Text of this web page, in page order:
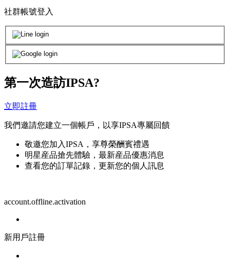
社群帳號登入
第一次造訪IPSA?
立即註冊
我們邀請您建立一個帳戶，以享IPSA專屬回饋
敬邀您加入IPSA，享尊榮酬賓禮遇
明星産品搶先體驗，最新産品優惠消息
查看您的訂單記錄，更新您的個人訊息
account.offline.activation
新用戶註冊